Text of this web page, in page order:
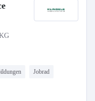
Jobrad